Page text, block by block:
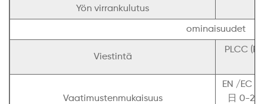
Yön virrankulutus
ominaisuudet
Viestintä
PLCC
Vaatimustenmukaisuus
EN /EC
日 0-21